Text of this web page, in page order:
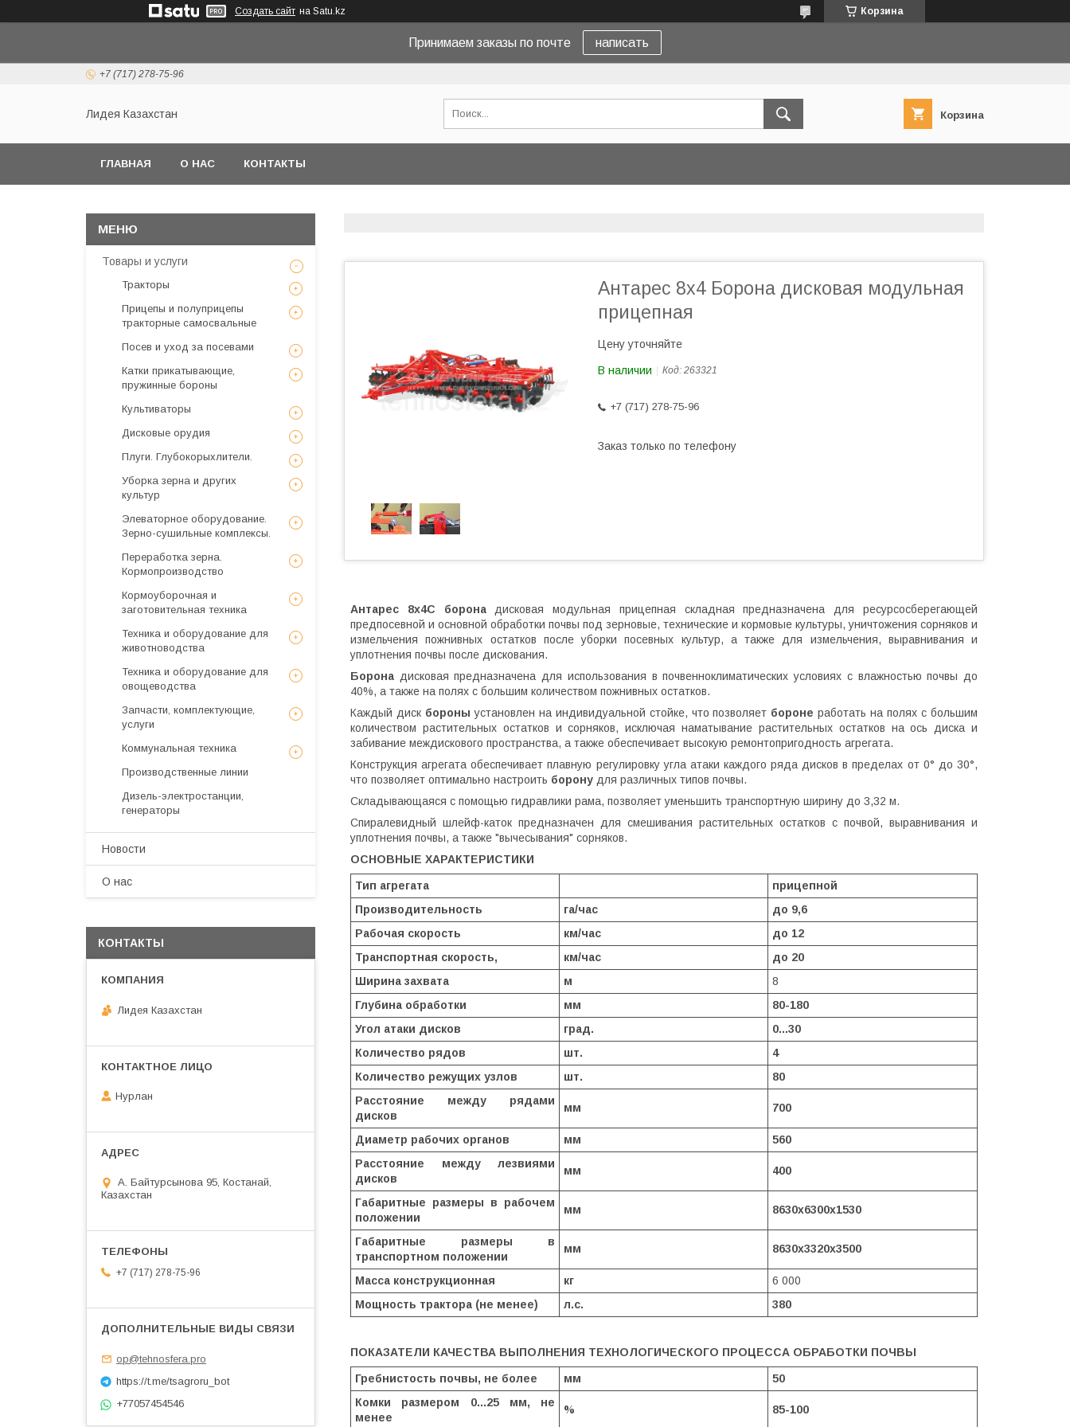
Создать сайт на Satu.kz Корзина
Принимаем заказы по почте написать
+7 (717) 278-75-96
Лидея Казахстан Корзина
ГЛАВНАЯ О НАС КОНТАКТЫ
Антарес 8х4 Борона дисковая модульная
прицепная
Цену уточняйте
В наличии Код: 263321
+7 (717) 278-75-96
Заказ только по телефону
Антарес 8х4C боронадисковая модульная прицепная складная предназначена для ресурсосберегающей
предпосевной и основной обработки почвы под зерновые, технические и кормовые культуры, уничтожения сорняков и
измельчения пожнивных остатков после уборки посевных культур, а также для измельчения, выравнивания и
уплотнения почвы после дискования.
Борона дисковая предназначена для использования в почвенноклиматических условиях с влажностью почвы до
40%, а также на полях с большим количеством пожнивных остатков.
Каждый диск бороны установлен на индивидуальной стойке, что позволяет бороне работать на полях с большим
количеством растительных остатков и сорняков, исключая наматывание растительных остатков на ось диска и
забивание междискового пространства, а также обеспечивает высокую ремонтопригодность агрегата.
Конструкция агрегата обеспечивает плавную регулировку угла атаки каждого ряда дисков в пределах от 0° до 30°,
что позволяет оптимально настроить борону для различных типов почвы.
Складывающаяся с помощью гидравлики рама, позволяет уменьшить транспортную ширину до 3,32 м.
Спиралевидный шлейф-каток предназначен для смешивания растительных остатков с почвой, выравнивания и
уплотнения почвы, а также "вычесывания" сорняков.
ОСНОВНЫЕ ХАРАКТЕРИСТИКИ
Тип агрегата
прицепной
Производительность
га/час
до 9,6
Рабочая скорость
км/час
до 12
Транспортная скорость,
км/час
до 20
Ширина захвата
м
8
Глубина обработки
мм
80-180
Угол атаки дисков
град.
0...30
Количество рядов
шт.
4
Количество режущих узлов
шт.
80
Расстояние между рядами
дисков
мм 700
Диаметр рабочих органов мм
560
Расстояние между лезвиями
дисков
мм 400
Габаритные размеры в рабочем
положении
мм 8630х6300х1530
Габаритные размеры в
транспортном положении
мм 8630х3320х3500
Масса конструкционная кг
6 000
Мощность трактора (не менее)
л.с. 380
ПОКАЗАТЕЛИ КАЧЕСТВА ВЫПОЛНЕНИЯ ТЕХНОЛОГИЧЕСКОГО ПРОЦЕССА ОБРАБОТКИ ПОЧВЫ
Гребнистость почвы, не более мм
50
Комки размером 0...25 мм, не
менее
% 85-100
Товары и услуги
Тракторы
Прицепы и полуприцепы
тракторные самосвальные
Посев и уход за посевами
Катки прикатывающие,
пружинные бороны
Культиваторы
Дисковые орудия
Плуги. Глубокорыхлители.
Уборка зерна и других
культур
Элеваторное оборудование.
Зерно-сушильные комплексы.
Переработка зерна.
Кормопроизводство
Кормоуборочная и
заготовительная техника
Техника и оборудование для
животноводства
Техника и оборудование для
овощеводства
Запчасти, комплектующие,
услуги
Коммунальная техника
Производственные линии
Дизель-электростанции,
генераторы
Новости
О нас
КОНТАКТЫ
Лидея Казахстан
Нурлан
А. Байтурсынова 95, Костанай,
Казахстан
+7 (717) 278-75-96
op@tehnosfera.pro
https://t.me/tsagroru_bot
+77057454546